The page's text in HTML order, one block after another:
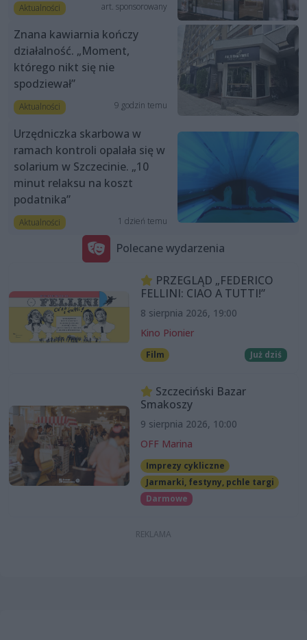
Aktualności art. sponsorowany
Znana kawiarnia kończy
działalność. „Moment,
którego nikt się nie
spodziewał”
Aktualności 9 godzin temu
Urzędniczka skarbowa w
ramach kontroli opalała się w
solarium w Szczecinie. „10
minut relaksu na koszt
podatnika”
Aktualności 1 dzień temu
Polecane wydarzenia
PRZEGLĄD „FEDERICO
FELLINI: CIAO A TUTTI!”
8 sierpnia 2026, 19:00
Kino Pionier
Film Już dziś
Szczeciński Bazar
Smakoszy
9 sierpnia 2026, 10:00
OFF Marina
Imprezy cykliczne
Jarmarki, festyny, pchle targi
Darmowe